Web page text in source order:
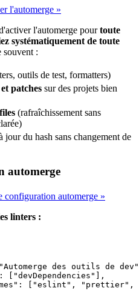
l'automerge »
l'automerge pourtoute
systématiquement de toute
souvent :
outils de test, formatters)
patches sur des projets bien
(rafraîchissement sans
jour du hash sans changement de
automerge
configuration automerge »
linters :
"Automerge des outils de dev "
: [ "devDependencies "
],
: [ "eslint " , " prettier" ,